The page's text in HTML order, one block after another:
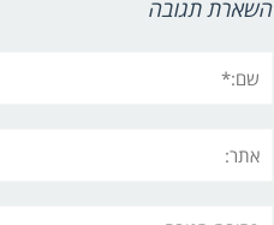
השארת תגובה